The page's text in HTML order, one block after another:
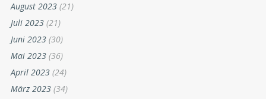
August 2023 (21)
Juli 2023 (21)
Juni 2023 (30)
Mai 2023 (36)
April 2023 (24)
März 2023 (34)